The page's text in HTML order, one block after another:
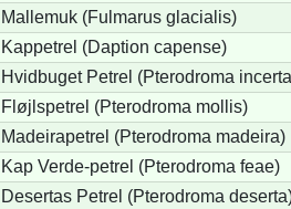
Mallemuk (Fulmarus glacialis)
Kappetrel (Daption capense)
Hvidbuget Petrel (Pterodroma
Fløjlspetrel (Pterodroma mollis)
Madeirapetrel (Pterodroma madeira)
Kap Verde-petrel (Pterodroma feae)
Desertas Petrel (Pterodroma